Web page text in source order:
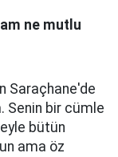
ne mutlu
Saraçhane'de
Senin bir cümle
bütün
ama öz